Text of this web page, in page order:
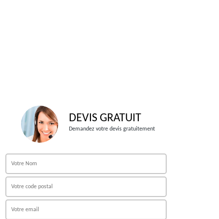
DEVIS GRATUIT
Demandez votre devis gratuitement